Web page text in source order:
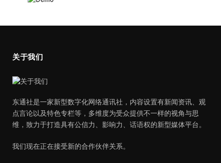
关于我们
东通社是一家新型数字化网络通讯社，内容设置有新闻资讯、观
点言论以及特色专栏等，多维度为受众提供不一样的视角与思
维，致力于打造具有公信力、影响力、话语权的新型媒体平台。
我们现在正在接受新的合作伙伴关系。